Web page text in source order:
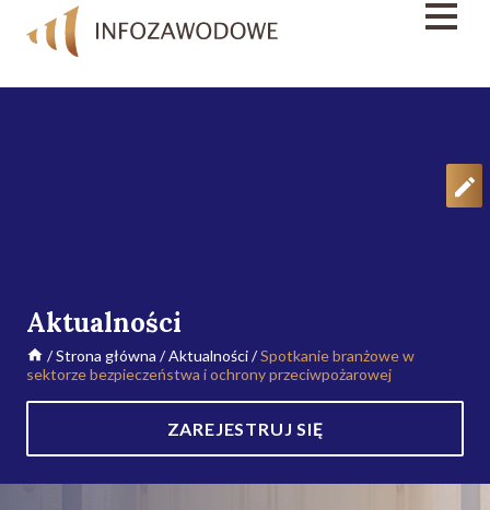
Aktualności
/Strona główna /Aktualności/Spotkanie branżowe w
sektorze bezpieczeństwa i ochrony przeciwpożarowej
ZAREJESTRUJ SIĘ